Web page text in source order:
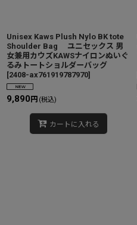
Unisex Kaws Plush Nylo BK tote
Shoulder Bag ユニセックス 男
女兼用カウズKAWSナイロンぬいぐ
るみトートショルダーバッグ
[2408-ax761919787970]
9,890 円 (税込)
カートに入れる